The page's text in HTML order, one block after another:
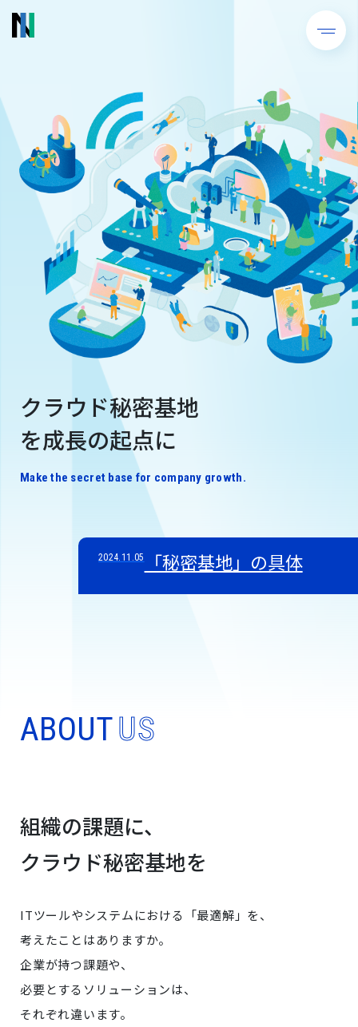
クラウド秘密基地
を成長の起点に
Make the secret base for company growth.
2024.11.05「秘密基地」の具体
ABOUTUS
組織の課題に、
クラウド秘密基地を
ITツールやシステムにおける「最適解」を、
考えたことはありますか。
企業が持つ課題や、
必要とするソリューションは、
それぞれ違います。